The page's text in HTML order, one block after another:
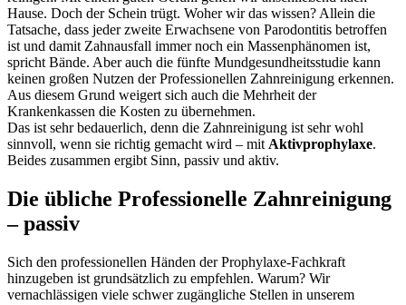
Hause. Doch der Schein trügt. Woher wir das wissen? Allein die
Tatsache, dass jeder zweite Erwachsene von Parodontitis betroffen
ist und damit Zahnausfall immer noch ein Massenphänomen ist,
spricht Bände. Aber auch die fünfte Mundgesundheitsstudie kann
keinen großen Nutzen der Professionellen Zahnreinigung erkennen.
Aus diesem Grund weigert sich auch die Mehrheit der
Krankenkassen die Kosten zu übernehmen.
Das ist sehr bedauerlich, denn die Zahnreinigung ist sehr wohl
sinnvoll, wenn sie richtig gemacht wird – mit Aktivprophylaxe.
Beides zusammen ergibt Sinn, passiv und aktiv.
Die übliche Professionelle Zahnreinigung
– passiv
Sich den professionellen Händen der Prophylaxe-Fachkraft
hinzugeben ist grundsätzlich zu empfehlen. Warum? Wir
vernachlässigen viele schwer zugängliche Stellen in unserem